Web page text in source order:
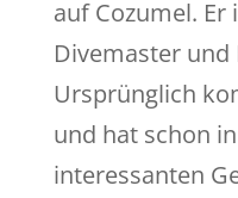
auf Cozumel. Er
Divemaster und
Ursprünglich
und hat schon
interessanten